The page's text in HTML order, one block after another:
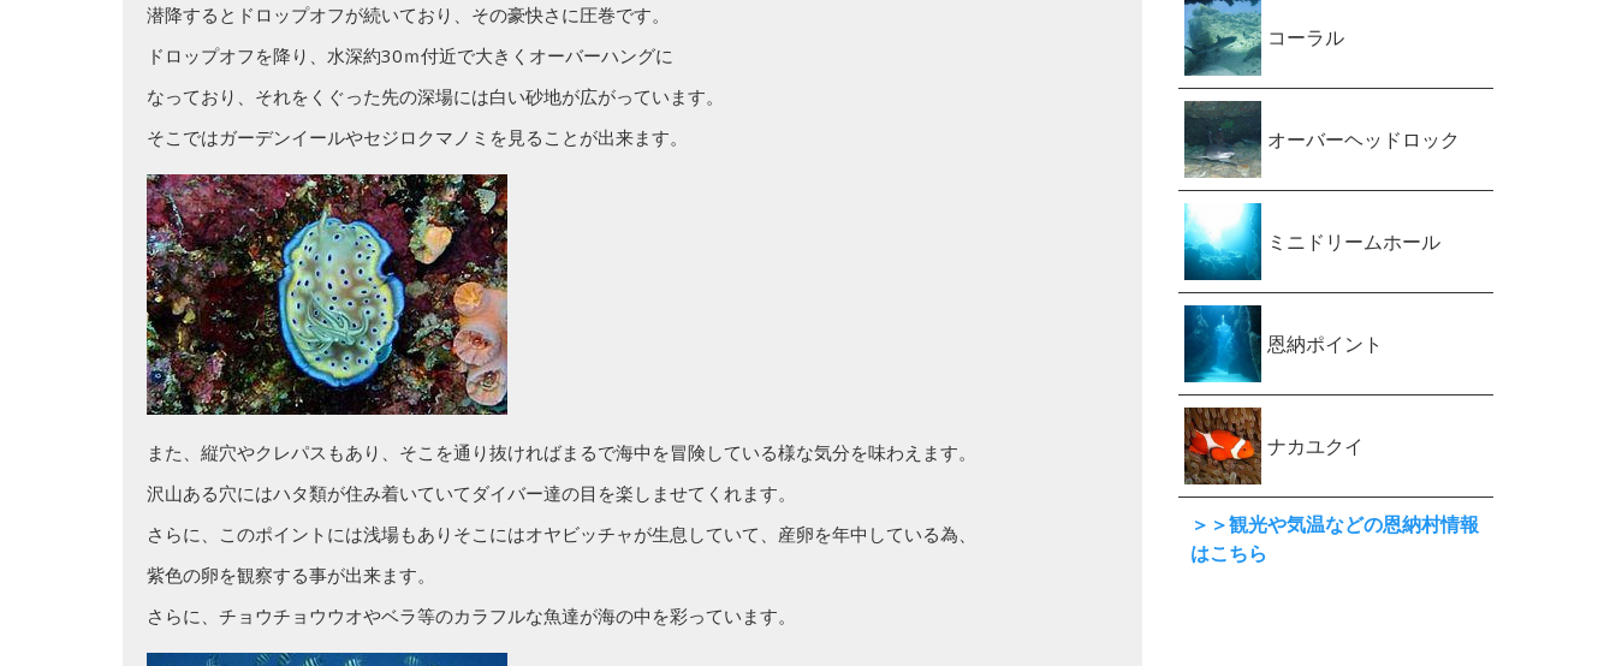
潜降するとドロップオフが続いており、その豪快さに圧巻です。
ドロップオフを降り、水深約30ｍ付近で大きくオーバーハングに
なっており、それをくぐった先の深場には白い砂地が広がっています。
そこではガーデンイールやセジロクマノミを見ることが出来ます。
また、縦穴やクレパスもあり、そこを通り抜ければまるで海中を冒険している様な気分を味わえます。
沢山ある穴にはハタ類が住み着いていてダイバー達の目を楽しませてくれます。
さらに、このポイントには浅場もありそこにはオヤビッチャが生息していて、産卵を年中している為、
紫色の卵を観察する事が出来ます。
さらに、チョウチョウウオやベラ等のカラフルな魚達が海の中を彩っています。
コーラル
オーバーヘッドロック
ミニドリームホール
恩納ポイント
ナカユクイ
＞＞観光や気温などの恩納村情報
はこちら